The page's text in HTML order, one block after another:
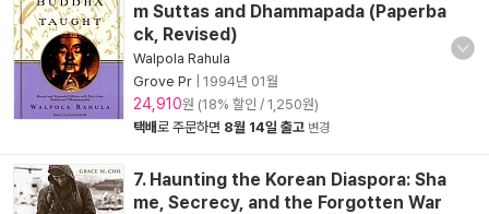
m Suttas and Dhammapada (Paperba
ck, Revised)
Walpola Rahula
Grove Pr
1994년 01월
24,910원 (18% 할인 / 1,250원)
택배로 주문하면 8월 14일 출고 변경
7. Haunting the Korean Diaspora: Sha
me, Secrecy, and the Forgotten War